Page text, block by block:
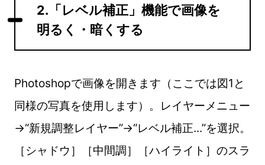
2.「レベル補正」機能で画像を
明るく・暗くする
Photoshopで画像を開きます（ここでは図1と
同様の写真を使用します）。レイヤーメニュー
→“新規調整レイヤー”→“レベル補正...”を選択。
［シャドウ］［中間調］［ハイライト］のスラ